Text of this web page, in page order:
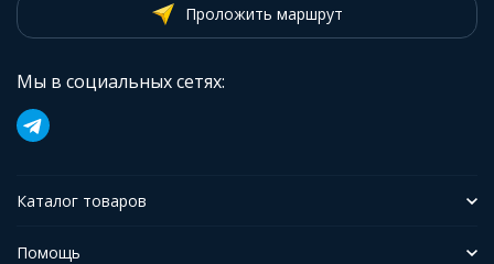
Проложить маршрут
Мы в социальных сетях:
Каталог товаров
Помощь